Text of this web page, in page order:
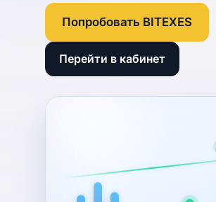
Попробовать BITEXES
Перейти в кабинет